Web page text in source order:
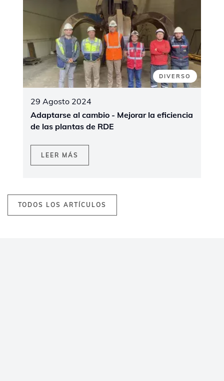
TODOS LOS ARTÍCULOS
DIVERSO
29 Agosto 2024
Adaptarse al cambio - Mejorar la eficiencia
de las plantas de RDE
LEER MÁS